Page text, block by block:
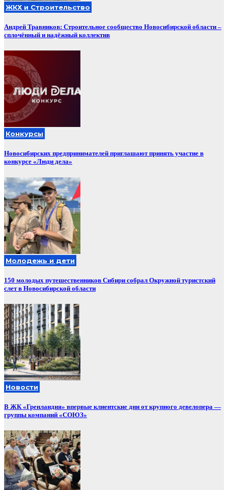
ЖКХ и Строительство
Андрей Травников: Строительное сообщество Новосибирской области –
сплочённый и надёжный коллектив
Конкурсы
Новосибирских предпринимателей приглашают принять участие в
конкурсе «Люди дела»
Молодежь и дети
150 молодых путешественников Сибири собрал Окружной туристский
слет в Новосибирской области
Новости
В ЖК «Гренландия» впервые клиентские дни от крупного девелопера —
группы компаний «СОЮЗ»